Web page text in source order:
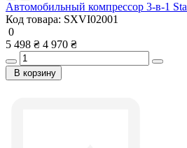
Автомобильный компрессор 3-в-1
Код товара: SXVI02001
0
5 498 ₴ 4 970 ₴
В корзину